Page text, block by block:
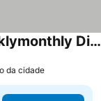
2 Bdrm, Kitchen, Laundry, Weeklymonthly Discount
da cidade